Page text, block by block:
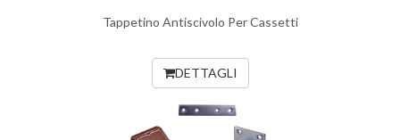
Tappetino Antiscivolo Per Cassetti
DETTAGLI